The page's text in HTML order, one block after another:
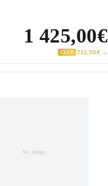
1 425,00€
CLUB 712,50 € →